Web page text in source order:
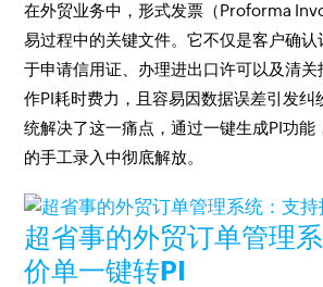
在外贸业务中，形式发票（Proforma
易过程中的关键文件。它不仅是客户确认
于申请信用证、办理进出口许可以及清关
作PI耗时费力，且容易因数据误差引发纠
统解决了这一痛点，通过一键生成PI功能
的手工录入中彻底解放。
超省事的外贸订单管理
价单一键转PI